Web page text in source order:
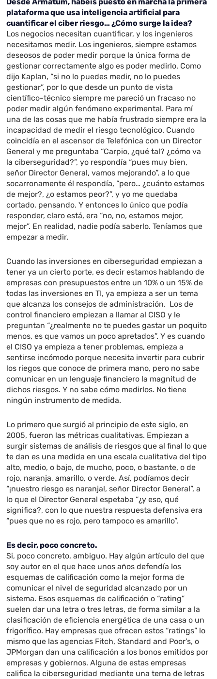
plataforma que usa inteligencia artificial para
cuantificar el ciber riesgo… ¿Cómo surge la idea?
Los negocios necesitan cuantificar, y los ingenieros
necesitamos medir. Los ingenieros, siempre estamos
deseosos de poder medir porque la única forma de
gestionar correctamente algo es poder medirlo. Como
dijo Kaplan, “si no lo puedes medir, no lo puedes
gestionar”, por lo que desde un punto de vista
científico-técnico siempre me pareció un fracaso no
poder medir algún fenómeno experimental. Para mí
una de las cosas que me había frustrado siempre era la
incapacidad de medir el riesgo tecnológico. Cuando
coincidía en el ascensor de Telefónica con un Director
General y me preguntaba “Carpio, ¿qué tal? ¿cómo va
la ciberseguridad?”, yo respondía “pues muy bien,
señor Director General, vamos mejorando”, a lo que
socarronamente él respondía, “pero… ¿cuánto estamos
de mejor?, ¿o estamos peor?”, y yo me quedaba
cortado, pensando. Y entonces lo único que podía
responder, claro está, era “no, no, estamos mejor,
mejor”. En realidad, nadie podía saberlo. Teníamos que
empezar a medir.
Cuando las inversiones en ciberseguridad empiezan a
tener ya un cierto porte, es decir estamos hablando de
empresas con presupuestos entre un 10% o un 15% de
todas las inversiones en TI, ya empieza a ser un tema
que alcanza los consejos de administración. Los de
control financiero empiezan a llamar al CISO y le
preguntan “¿realmente no te puedes gastar un poquito
menos, es que vamos un poco apretados”. Y es cuando
el CISO ya empieza a tener problemas, empieza a
sentirse incómodo porque necesita invertir para cubrir
los riegos que conoce de primera mano, pero no sabe
comunicar en un lenguaje financiero la magnitud de
dichos riesgos. Y no sabe cómo medirlos. No tiene
ningún instrumento de medida.
Lo primero que surgió al principio de este siglo, en
2005, fueron las métricas cualitativas. Empiezan a
surgir sistemas de análisis de riesgos que al final lo que
te dan es una medida en una escala cualitativa del tipo
alto, medio, o bajo, de mucho, poco, o bastante, o de
rojo, naranja, amarillo, o verde. Así, podíamos decir
“¡nuestro riesgo es naranja!, señor Director General”, a
lo que el Director General espetaba “¿y eso, qué
significa?, con lo que nuestra respuesta defensiva era
“pues que no es rojo, pero tampoco es amarillo”.
Es decir, poco concreto.
Si, poco concreto, ambiguo. Hay algún artículo del que
soy autor en el que hace unos años defendía los
esquemas de calificación como la mejor forma de
comunicar el nivel de seguridad alcanzado por un
sistema. Esos esquemas de calificación o “rating”
suelen dar una letra o tres letras, de forma similar a la
clasificación de eficiencia energética de una casa o un
frigorífico. Hay empresas que ofrecen estos “ratings” lo
mismo que las agencias Fitch, Standard and Poor’s, o
JPMorgan dan una calificación a los bonos emitidos por
empresas y gobiernos. Alguna de estas empresas
califica la ciberseguridad mediante una terna de letras